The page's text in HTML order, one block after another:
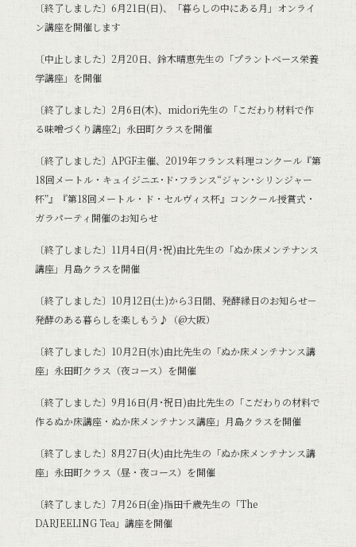
〔終了しました〕6月21日(日)、「暮らしの中にある月」オンライ
ン講座を開催します
〔中止しました〕2月20日、鈴木晴恵先生の「プラントベース栄養
学講座」を開催
〔終了しました〕2月6日(木)、midori先生の「こだわり材料で作
る味噌づくり講座2」永田町クラスを開催
〔終了しました〕APGF主催、2019年フランス料理コンクール『第
18回メートル・キュイジニエ･ド･フランス“ジャン･シリンジャー
杯”』『第18回メートル・ド・セルヴィス杯』コンクール授賞式・
ガラパーティ開催のお知らせ
〔終了しました〕11月4日(月･祝)由比先生の「ぬか床メンテナンス
講座」月島クラスを開催
〔終了しました〕10月12日(土)から3日間、発酵縁日のお知らせ－
発酵のある暮らしを楽しもう♪（@大阪）
〔終了しました〕10月2日(水)由比先生の「ぬか床メンテナンス講
座」永田町クラス（夜コース）を開催
〔終了しました〕9月16日(月･祝日)由比先生の「こだわりの材料で
作るぬか床講座・ぬか床メンテナンス講座」月島クラスを開催
〔終了しました〕8月27日(火)由比先生の「ぬか床メンテナンス講
座」永田町クラス（昼・夜コース）を開催
〔終了しました〕7月26日(金)指田千歳先生の「The
DARJEELING Tea」講座を開催